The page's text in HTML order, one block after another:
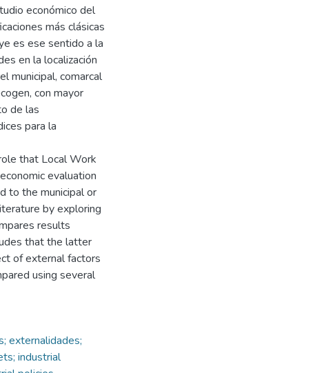
económico del
más clásicas
es ese sentido a la
en la localización
municipal, comarcal
con mayor
de las
para la
that Local Work
evaluation
to the municipal or
by exploring
results
that the latter
of external factors
using several
externalidades;
industrial